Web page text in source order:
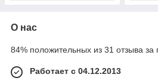
О нас
84% положительных из 31 отзыва за
Работает с 04.12.2013